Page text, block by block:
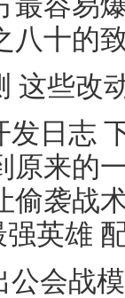
八十的
这些改
发日志
原来的
偷袭战
英雄
公会战